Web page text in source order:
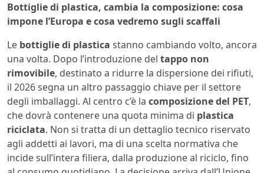
Bottiglie di plastica, cambia la composizione: cosa
impone l’Europa e cosa vedremo sugli scaffali
Le bottiglie di plastica stanno cambiando volto, ancora
una volta. Dopo l’introduzione del tappo non
rimovibile, destinato a ridurre la dispersione dei rifiuti,
il 2026 segna un altro passaggio chiave per il settore
degli imballaggi. Al centro c’è la composizione del PET,
che dovrà contenere una quota minima di plastica
riciclata. Non si tratta di un dettaglio tecnico riservato
agli addetti ai lavori, ma di una scelta normativa che
incide sull’intera filiera, dalla produzione al riciclo, fino